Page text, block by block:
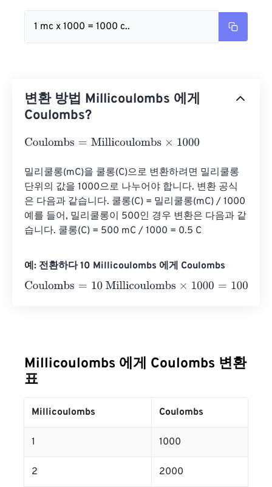
1 mc x 1000 = 1000 c..
변환 방법 Millicoulombs 에게
Coulombs?
Coulombs= Millicoulombs×1000
밀리쿨롱(mC)을 쿨롱(C)으로 변환하려면 밀리쿨롱
단위의 값을 1000으로 나누어야 합니다. 변환 공식
은 다음과 같습니다. 쿨롱(C) = 밀리쿨롱(mC) / 1000
예를 들어, 밀리쿨롱이 500인 경우 변환은 다음과 같
습니다. 쿨롱(C) = 500 mC / 1000 = 0.5 C
예: 전환하다 10 Millicoulombs 에게 Coulombs
Coulombs= 10 Millicoulombs×1000= 10000 Coulombs
Millicoulombs 에게 Coulombs 변환
표
Millicoulombs Coulombs
1 1000
2 2000